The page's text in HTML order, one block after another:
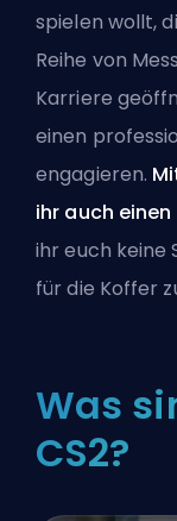
spielen wollt,
Reihe von
Karriere
einen
engagieren.
ihr auch
ihr euch keine
für die Koffer
Was
CS2?